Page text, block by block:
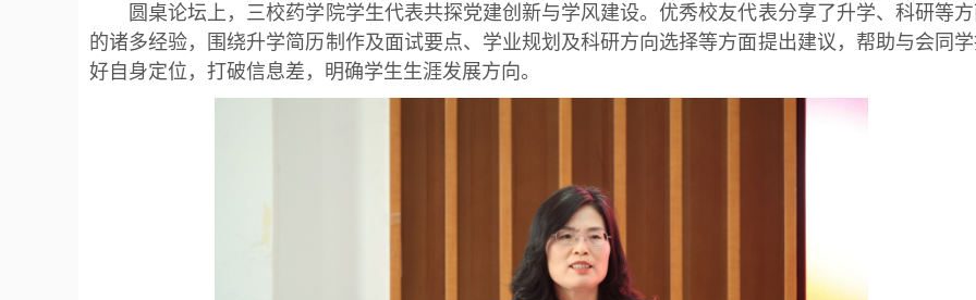
圆桌论坛上，三校药学院学生代表共探党建创新与学风建设。优秀校友代表分享了升学、科研等
的诸多经验，围绕升学简历制作及面试要点、学业规划及科研方向选择等方面提出建议，帮助与会同
好自身定位，打破信息差，明确学生生涯发展方向。